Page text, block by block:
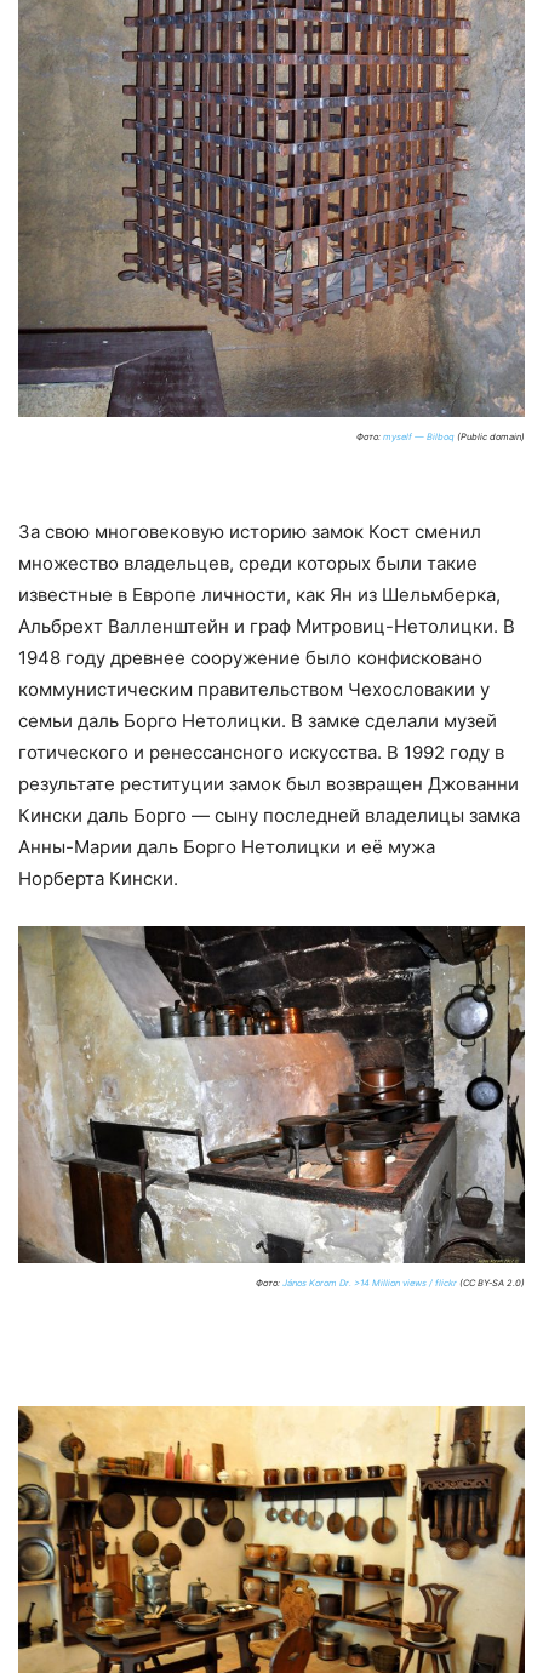
Фото: myself — Bilboq (Public domain)
За свою многовековую историю замок Кост сменил
множество владельцев, среди которых были такие
известные в Европе личности, как Ян из Шельмберка,
Альбрехт Валленштейн и граф Митровиц-Нетолицки. В
1948 году древнее сооружение было конфисковано
коммунистическим правительством Чехословакии у
семьи даль Борго Нетолицки. В замке сделали музей
готического и ренессансного искусства. В 1992 году в
результате реституции замок был возвращен Джованни
Кински даль Борго — сыну последней владелицы замка
Анны-Марии даль Борго Нетолицки и её мужа
Норберта Кински.
Фото: János Korom Dr. >14 Million views / flickr (CC BY-SA 2.0)